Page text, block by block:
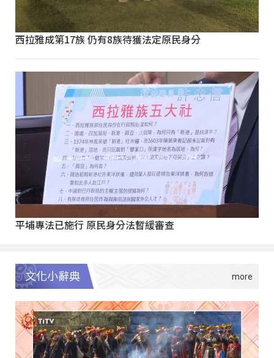
西拉雅成第17族 仍有8族待獲法定原民身分
平埔專法已施行 原民身分法暫緩審查
文化小辭典